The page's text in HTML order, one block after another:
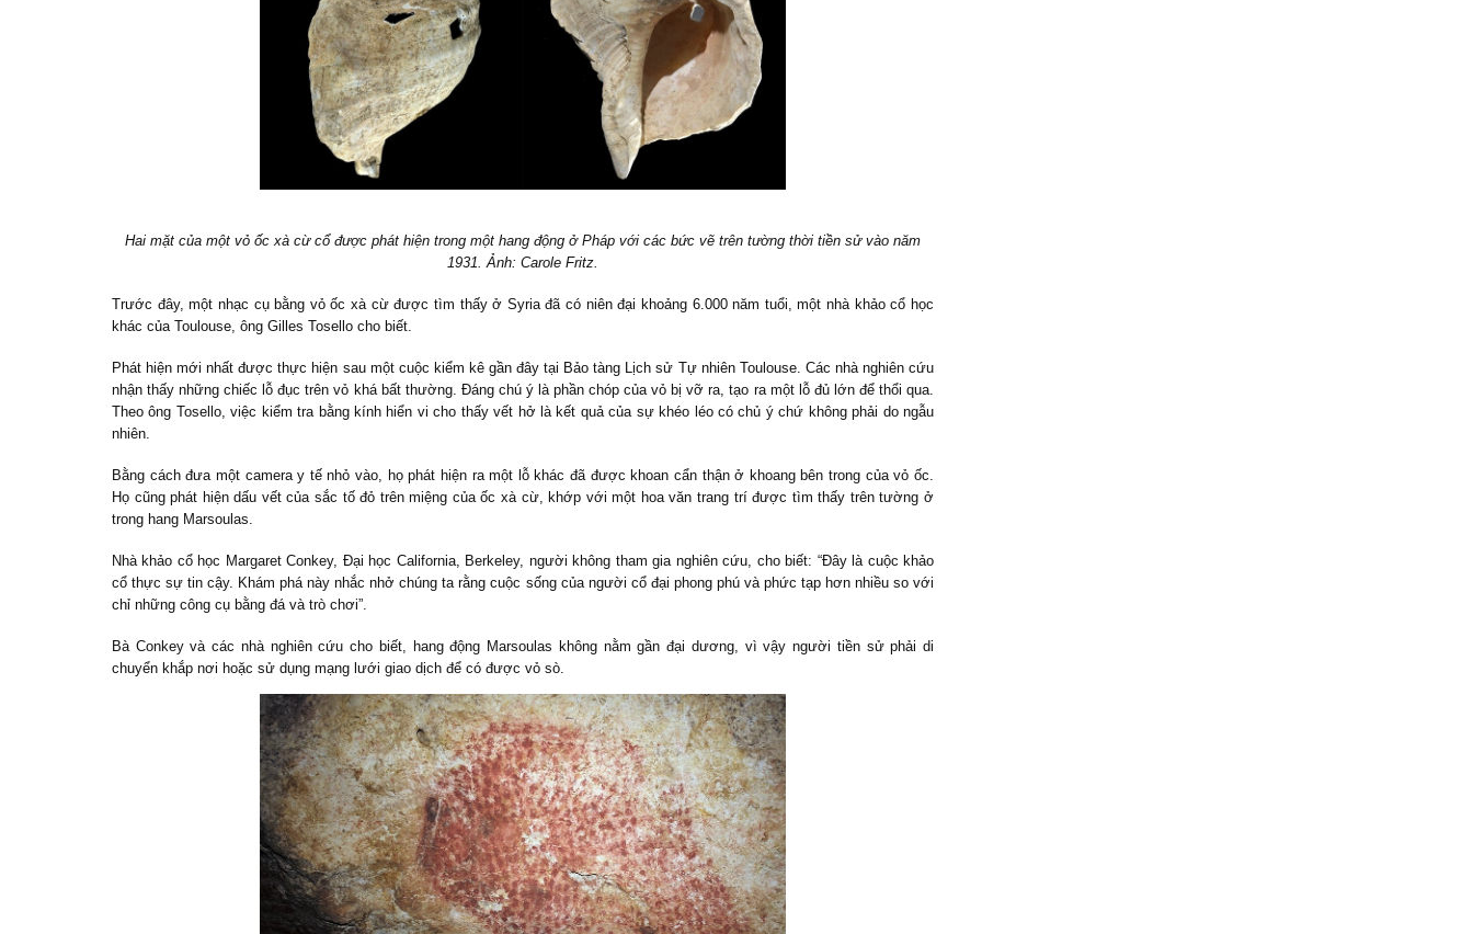
Hai mặt của một vỏ ốc xà cừ cổ được phát hiện trong một hang động ở Pháp với các bức vẽ trên tường thời tiền sử vào năm
1931. Ảnh: Carole Fritz.
Trước đây, một nhạc cụ bằng vỏ ốc xà cừ được tìm thấy ở Syria đã có niên đại khoảng 6.000 năm tuổi, một nhà khảo cổ học
khác của Toulouse, ông Gilles Tosello cho biết.
Phát hiện mới nhất được thực hiện sau một cuộc kiểm kê gần đây tại Bảo tàng Lịch sử Tự nhiên Toulouse. Các nhà nghiên cứu
nhận thấy những chiếc lỗ đục trên vỏ khá bất thường. Đáng chú ý là phần chóp của vỏ bị vỡ ra, tạo ra một lỗ đủ lớn để thổi qua.
Theo ông Tosello, việc kiểm tra bằng kính hiển vi cho thấy vết hở là kết quả của sự khéo léo có chủ ý chứ không phải do ngẫu
nhiên.
Bằng cách đưa một camera y tế nhỏ vào, họ phát hiện ra một lỗ khác đã được khoan cẩn thận ở khoang bên trong của vỏ ốc.
Họ cũng phát hiện dấu vết của sắc tố đỏ trên miệng của ốc xà cừ, khớp với một hoa văn trang trí được tìm thấy trên tường ở
trong hang Marsoulas.
Nhà khảo cổ học Margaret Conkey, Đại học California, Berkeley, người không tham gia nghiên cứu, cho biết: “Đây là cuộc khảo
cổ thực sự tin cậy. Khám phá này nhắc nhở chúng ta rằng cuộc sống của người cổ đại phong phú và phức tạp hơn nhiều so với
chỉ những công cụ bằng đá và trò chơi”.
Bà Conkey và các nhà nghiên cứu cho biết, hang động Marsoulas không nằm gần đại dương, vì vậy người tiền sử phải di
chuyển khắp nơi hoặc sử dụng mạng lưới giao dịch để có được vỏ sò.